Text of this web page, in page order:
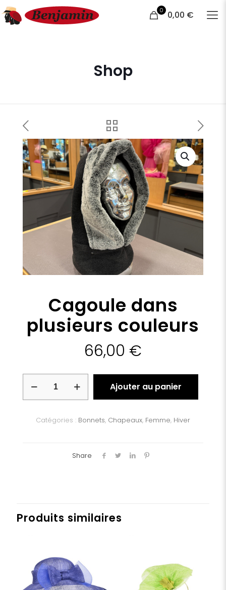
0 0,00 €
Shop
Cagoule dans
plusieurs couleurs
66,00 €
plusieurs
Ajouter au panier
Catégories : Bonnets, Chapeaux, Femme, Hiver
Share
Produits similaires